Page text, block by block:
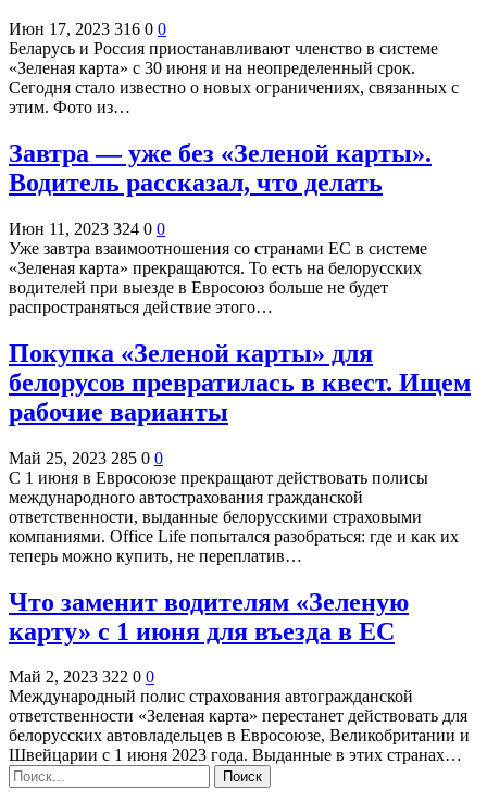
Июн 17, 2023 316 0 0
Беларусь и Россия приостанавливают членство в системе
«Зеленая карта» с 30 июня и на неопределенный срок.
Сегодня стало известно о новых ограничениях, связанных с
этим. Фото из…
Завтра — уже без «Зеленой карты».
Водитель рассказал, что делать
Июн 11, 2023 324 0 0
Уже завтра взаимоотношения со странами ЕС в системе
«Зеленая карта» прекращаются. То есть на белорусских
водителей при выезде в Евросоюз больше не будет
распространяться действие этого…
Покупка «Зеленой карты» для
белорусов превратилась в квест. Ищем
рабочие варианты
Май 25, 2023 285 0 0
С 1 июня в Евросоюзе прекращают действовать полисы
международного автострахования гражданской
ответственности, выданные белорусскими страховыми
компаниями. Office Life попытался разобраться: где и как их
теперь можно купить, не переплатив…
Что заменит водителям «Зеленую
карту» с 1 июня для въезда в ЕС
Май 2, 2023 322 0 0
Международный полис страхования автогражданской
ответственности «Зеленая карта» перестанет действовать для
белорусских автовладельцев в Евросоюзе, Великобритании и
Швейцарии с 1 июня 2023 года. Выданные в этих странах…